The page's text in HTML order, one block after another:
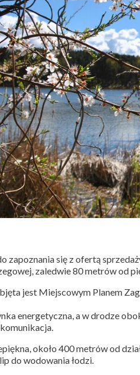
się z ofertą
zaledwie 80 metrów od
jest Miejscowym Planem
energetyczna, a w drodze
około 400 metrów od
do wodowania łodzi.